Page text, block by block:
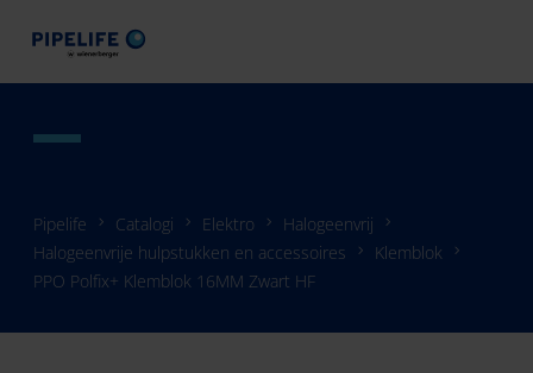
Pipelife Catalogi Elektro
Halogeenvrij
Halogeenvrije hulpstukken en accessoires
Klemblok
PPO Polfix+ Klemblok 16MM Zwart HF